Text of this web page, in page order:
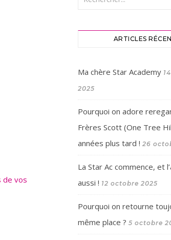
de vos
ARTICLES
Ma chère Star Academy
2025
Pourquoi on adore
Frères Scott (One Tree
années plus tard ! 26
La Star Ac commence, et
aussi ! 12 octobre 2025
Pourquoi on retourne
même place ? 5 octobre